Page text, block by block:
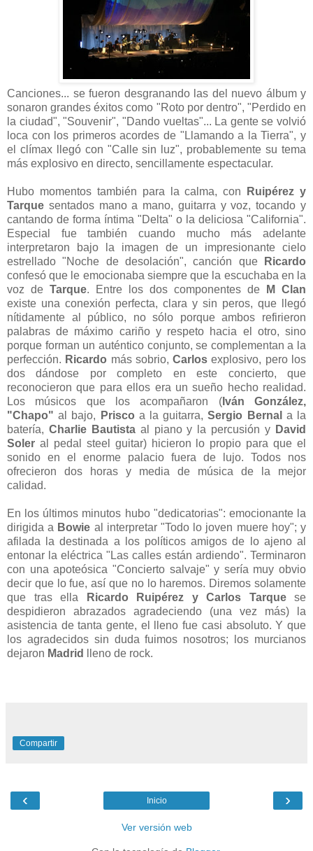
Canciones... se fueron desgranando las del nuevo álbum y
sonaron grandes éxitos como "Roto por dentro", "Perdido en
la ciudad", "Souvenir", "Dando vueltas"... La gente se volvió
loca con los primeros acordes de "Llamando a la Tierra", y
el clímax llegó con "Calle sin luz", probablemente su tema
más explosivo en directo, sencillamente espectacular.
Hubo momentos también para la calma, con Ruipérez y
Tarque sentados mano a mano, guitarra y voz, tocando y
cantando de forma íntima "Delta" o la deliciosa "California".
Especial fue también cuando mucho más adelante
interpretaron bajo la imagen de un impresionante cielo
estrellado "Noche de desolación", canción que
Ricardo
confesó que le emocionaba siempre que la escuchaba en la
voz de Tarque. Entre los dos componentes de M Clan
existe una conexión perfecta, clara y sin peros, que llegó
nítidamente al público, no sólo porque ambos refirieron
palabras de máximo cariño y respeto hacia el otro, sino
porque forman un auténtico conjunto, se complementan a la
perfección. Ricardo más sobrio,Carlosexplosivo, pero los
dos dándose por completo en este concierto, que
reconocieron que para ellos era un sueño hecho realidad.
Los músicos que los acompañaron (Iván González,
"Chapo" al bajo, Prisco a la guitarra,Sergio Bernal a la
batería, Charlie Bautistaal piano y la percusión y David
Soler al pedal steel guitar) hicieron lo propio para que el
sonido en el enorme palacio fuera de lujo. Todos nos
ofrecieron dos horas y media de música de la mejor
calidad.
En los últimos minutos hubo "dedicatorias": emocionante la
dirigida a Bowie al interpretar "Todo lo joven muere hoy"; y
afilada la destinada a los políticos amigos de lo ajeno al
entonar la eléctrica "Las calles están ardiendo". Terminaron
con una apoteósica "Concierto salvaje" y sería muy obvio
decir que lo fue, así que no lo haremos. Diremos solamente
que tras ella
Ricardo Ruipérez y Carlos Tarquese
despidieron abrazados agradeciendo (una vez más) la
asistencia de tanta gente, el lleno fue casi absoluto. Y que
los agradecidos sin duda fuimos nosotros; los murcianos
dejaron Madrid lleno de rock.
Compartir
‹ ›
Inicio
Ver versión web